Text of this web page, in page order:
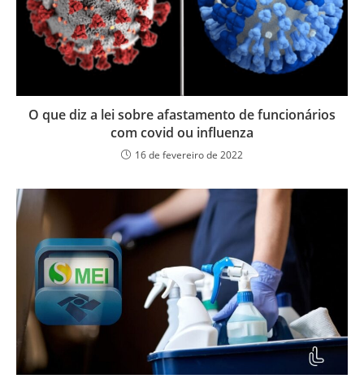
O que diz a lei sobre afastamento de funcionários
com covid ou influenza
16 de fevereiro de 2022